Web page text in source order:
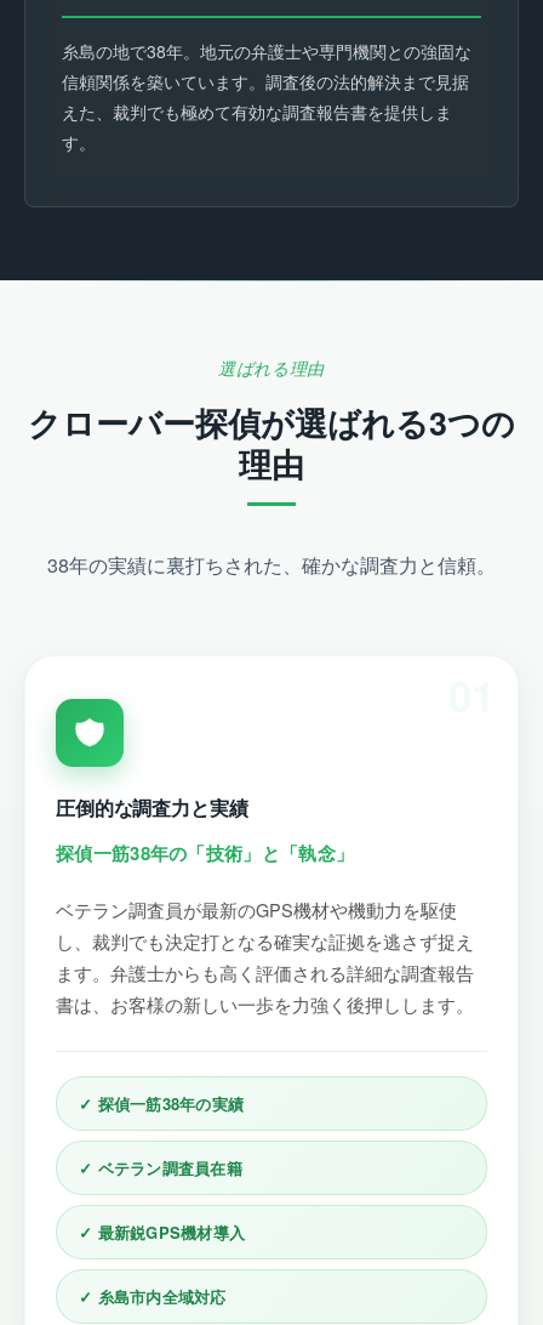
糸島の地で38年。地元の弁護士や専門機関との強固な
信頼関係を築いています。調査後の法的解決まで見据
えた、裁判でも極めて有効な調査報告書を提供しま
す。
選ばれる理由
クローバー探偵が選ばれる3つの
理由
38年の実績に裏打ちされた、確かな調査力と信頼。
圧倒的な調査力と実績
探偵一筋38年の「技術」と「執念」
ベテラン調査員が最新のGPS機材や機動力を駆使
し、裁判でも決定打となる確実な証拠を逃さず捉え
ます。弁護士からも高く評価される詳細な調査報告
書は、お客様の新しい一歩を力強く後押しします。
✓ 探偵一筋38年の実績
✓ ベテラン調査員在籍
✓ 最新鋭GPS機材導入
✓ 糸島市内全域対応